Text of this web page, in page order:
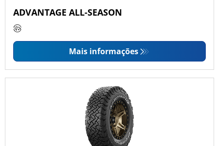
ADVANTAGE ALL-SEASON
Mais informações